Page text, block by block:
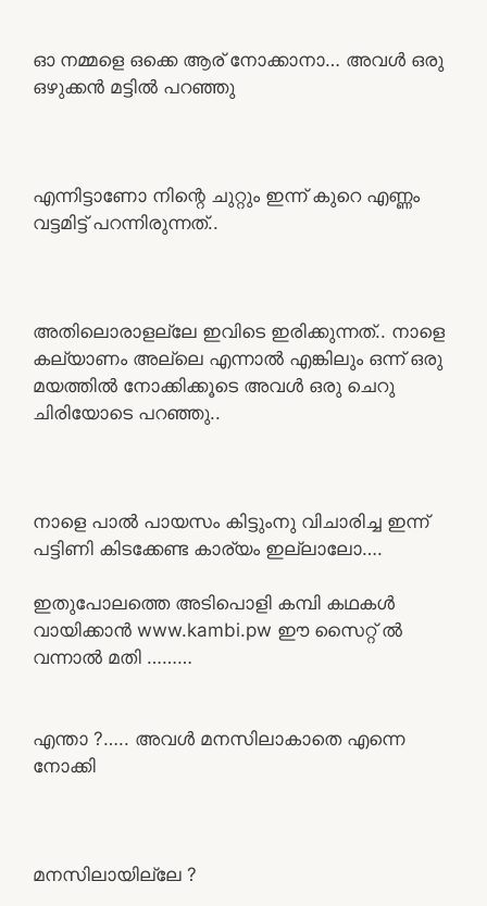
ഓ നമ്മളെ ഒക്കെ ആര് നോക്കാനാ… അവൾ ഒരു
ഒഴുക്കൻ മട്ടിൽ പറഞ്ഞു
എന്നിട്ടാണോ നിന്റെ ചുറ്റും ഇന്ന് കുറെ എണ്ണം
വട്ടമിട്ട് പറന്നിരുന്നത്..
അതിലൊരാളല്ലേ ഇവിടെ ഇരിക്കുന്നത്.. നാളെ
കല്യാണം അല്ലെ എന്നാൽ എങ്കിലും ഒന്ന് ഒരു
മയത്തിൽ നോക്കിക്കൂടെ അവൾ ഒരു ചെറു
ചിരിയോടെ പറഞ്ഞു..
നാളെ പാൽ പായസം കിട്ടുംനു വിചാരിച്ച ഇന്ന്
പട്ടിണി കിടക്കേണ്ട കാര്യം ഇല്ലാലോ….
ഇതുപോലത്തെ അടിപൊളി കമ്പി കഥകൾ
വായിക്കാൻ www.kambi.pw ഈ സൈറ്റ് ൽ
വന്നാൽ മതി ………
എന്താ ?….. അവൾ മനസിലാകാതെ എന്നെ
നോക്കി
മനസിലായില്ലേ ?